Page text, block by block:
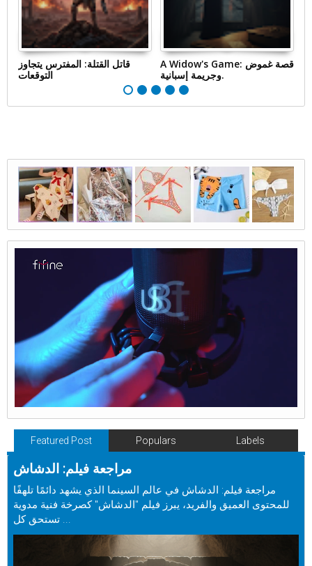
قاتل القتلة: المفترس يتجاوز
التوقعات
A Widow's Game: قصة غموض
وجريمة إسبانية.
Featured Post Populars Labels
مراجعة فيلم: الدشاش
مراجعة فيلم: الدشاش في عالم السينما الذي يشهد دائمًا تلهفًا
للمحتوى العميق والفريد، يبرز فيلم "الدشاش" كصرخة فنية مدوية
تستحق كل ...